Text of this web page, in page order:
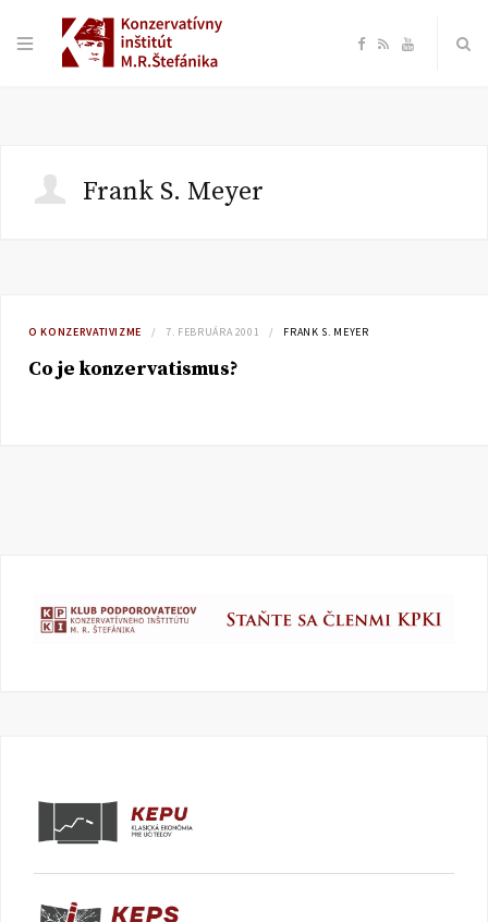
F R Y
Frank S. Meyer
O KONZERVATIVIZME 7. FEBRUÁRA 2001 FRANK S. MEYER
Co je konzervatismus?